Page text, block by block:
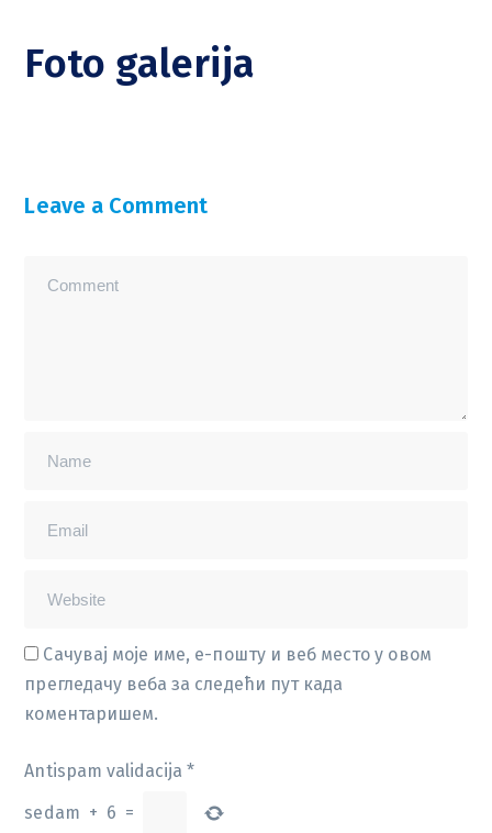
Foto galerija
Leave a Comment
Сачувај моје име, е-пошту и веб место у овом
прегледачу веба за следећи пут када
коментаришем.
Antispam validacija *
sedam + 6 =